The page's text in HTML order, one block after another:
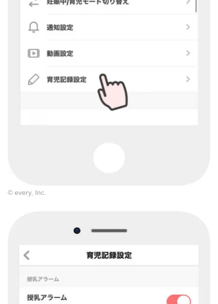
© every, Inc.